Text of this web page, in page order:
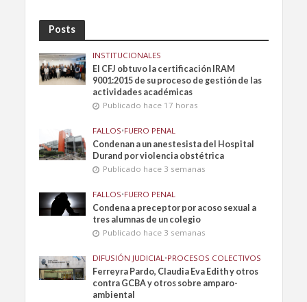
Posts
INSTITUCIONALES
El CFJ obtuvo la certificación IRAM
9001:2015 de su proceso de gestión de las
actividades académicas
Publicado hace 17 horas
FALLOS•FUERO PENAL
Condenan a un anestesista del Hospital
Durand por violencia obstétrica
Publicado hace 3 semanas
FALLOS•FUERO PENAL
Condena a preceptor por acoso sexual a
tres alumnas de un colegio
Publicado hace 3 semanas
DIFUSIÓN JUDICIAL•PROCESOS COLECTIVOS
Ferreyra Pardo, Claudia Eva Edith y otros
contra GCBA y otros sobre amparo-
ambiental